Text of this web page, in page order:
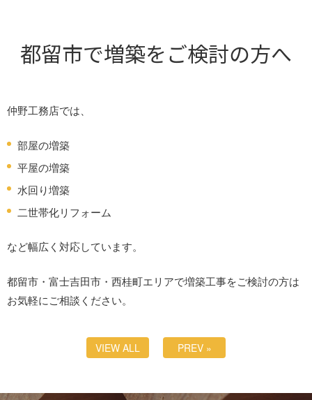
都留市で増築をご検討の方へ
仲野工務店では、
部屋の増築
平屋の増築
水回り増築
二世帯化リフォーム
など幅広く対応しています。
都留市・富士吉田市・西桂町エリアで増築工事をご検討の方は
お気軽にご相談ください。
VIEW ALL PREV »